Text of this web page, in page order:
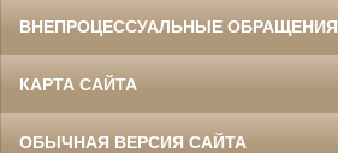
ВНЕПРОЦЕССУАЛЬНЫЕ ОБРАЩЕНИЯ
КАРТА САЙТА
ОБЫЧНАЯ ВЕРСИЯ САЙТА